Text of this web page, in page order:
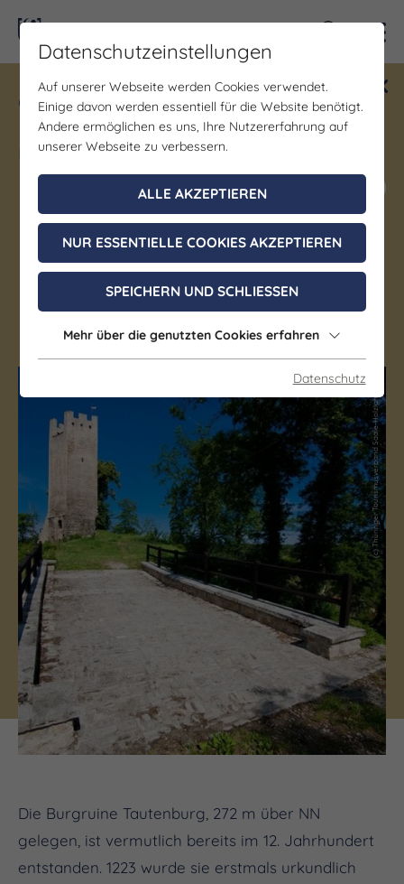
Gewinne ein Blind Date mit Saale-
Unstrut! Teilnahme vom 1.7. - 18.12.
möglich.
Jetzt mitmachen
Burgruine Tautenburg
Tautenburg
(c) Thüringer Tourismusverband Saale-Holzland e. V.
Die Burgruine Tautenburg, 272 m über NN
gelegen, ist vermutlich bereits im 12. Jahrhundert
entstanden. 1223 wurde sie erstmals urkundlich
Datenschutzeinstellungen
Auf unserer Webseite werden Cookies verwendet.
Einige davon werden essentiell für die Website benötigt.
Andere ermöglichen es uns, Ihre Nutzererfahrung auf
unserer Webseite zu verbessern.
ALLE AKZEPTIEREN
NUR ESSENTIELLE COOKIES AKZEPTIEREN
SPEICHERN UND SCHLIESSEN
Mehr über die genutzten Cookies erfahren
Datenschutz